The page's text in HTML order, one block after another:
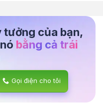
tưởng của bạn,
bằng cả trái
Gọi điện cho tôi